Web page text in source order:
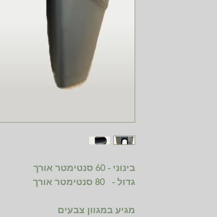
בינוני - 60 סנטימטר אורך
גדול - 80 סנטימטר אורך
מגיע במגוון צבעים